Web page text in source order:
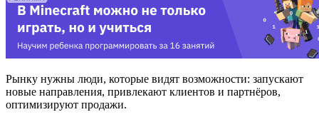
Рынку нужны люди, которые видят возможности: запускают
новые направления, привлекают клиентов и партнёров,
оптимизируют продажи.